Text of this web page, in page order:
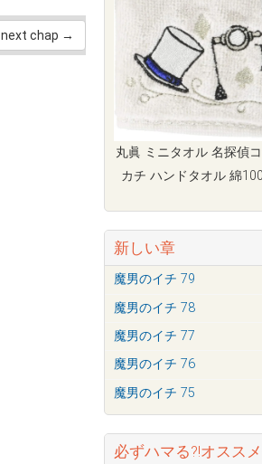
next chap →
丸眞 ミニタオル 名探偵
カチ ハンドタオル 綿
新しい章
魔男のイチ 79
魔男のイチ 78
魔男のイチ 77
魔男のイチ 76
魔男のイチ 75
必ずハマる?!オスス